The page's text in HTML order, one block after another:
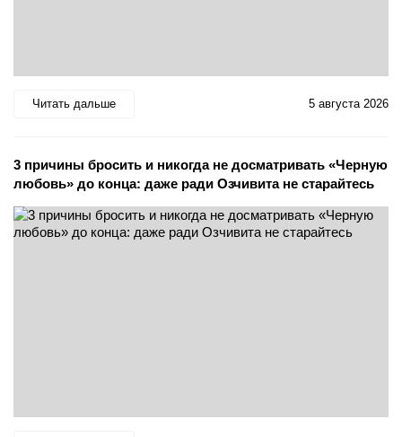
Читать дальше 5 августа 2026
3 причины бросить и никогда не досматривать «Черную
любовь» до конца: даже ради Озчивита не старайтесь